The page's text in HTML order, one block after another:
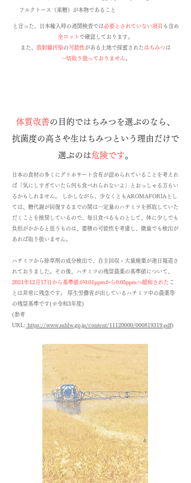
​と言った、日本輸入時の通関検査では必要とされていない項目 も含め
全ロット で確認しております。
また、 放射線汚染の 可能性がある土地で採蜜された はちみつ は
​一切取り扱っておりません。
フルクトース（果糖）が本物であること
​体質改善の目的ではちみつを選ぶのなら、
抗菌度の高さや生はちみつという理由だけで
選ぶのは危険です。
日本の食材の多くにグリホサート含有が認められていることを考えれ
ば「気にしすぎていたら何も食べれられないよ」とおっしゃる方もい
るかもしれません。 しかしながら、少なくともAROMAFORIAとし
ては、糖代謝が回復するまでの間は一定量のハチミツを摂取していた
だくことを推奨しているので、毎日食べるものとして、体に少しでも
負担がかかると思うものは、蓄積の可能性を考慮し、微量でも検出が
あれば取り扱いません。
ハチミツから除草剤の成分検出で、自主回収・大量廃棄が連日報道さ
れておりました。その後、ハチミツの残留農薬の基準値について、
2021年12月17日から基準値が0.01ppmから0.05ppmへ緩和された こ
とは非常に残念です。 厚生労働省が出しているハチミツ中の農薬等
の残留基準です(※令和3年度)
(参考
URL: https://www.mhlw.go.jp/content/11120000/000819319.pdf)